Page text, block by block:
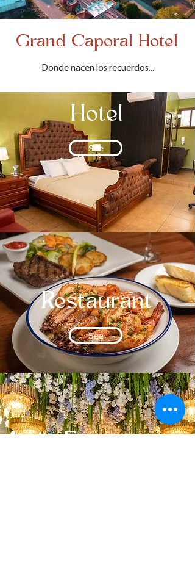
Grand Caporal Hotel
Donde nacen los recuerdos...
Hotel
See
Restaurant
See